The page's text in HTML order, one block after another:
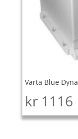
Varta Blue
kr 1116